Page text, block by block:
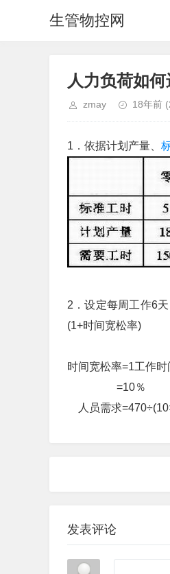
生管物控网
人力负荷如
zmay 18年前
1．依据计划产量、
2．设定每周工作6
(1+时间宽松率)
时间宽松率=1工作
=10％
人员需求
发表评论